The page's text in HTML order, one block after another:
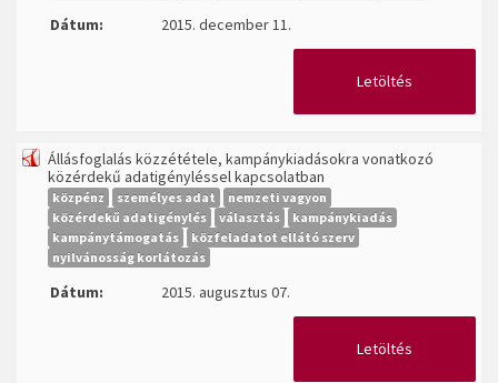
Dátum: 2015. december 11.
Letöltés
Állásfoglalás közzététele, kampánykiadásokra vonatkozó
közérdekű adatigényléssel kapcsolatban
közpénz személyes adat
nemzeti vagyon
közérdekű adatigénylés
választás
kampánykiadás
kampánytámogatás
közfeladatot ellátó szerv
nyilvánosság korlátozás
Dátum: 2015. augusztus 07.
Letöltés